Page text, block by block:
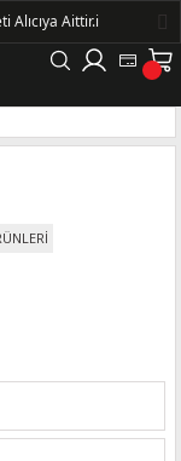
Alıcıya Aittir.ℹ️